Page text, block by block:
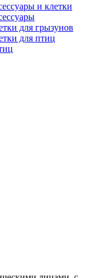
и клетки
для грызунов
для птиц